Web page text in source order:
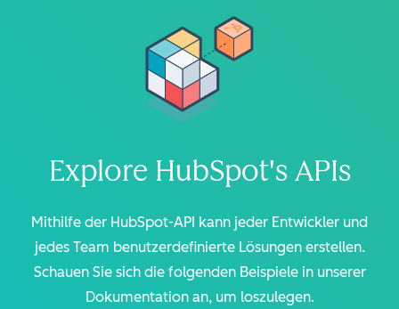
Explore HubSpot's APIs
Mithilfe der HubSpot-API kann jeder Entwickler und
jedes Team benutzerdefinierte Lösungen erstellen.
Schauen Sie sich die folgenden Beispiele in unserer
Dokumentation an, um loszulegen.